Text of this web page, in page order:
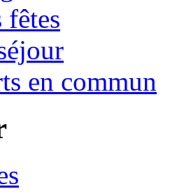
fêtes
en commun